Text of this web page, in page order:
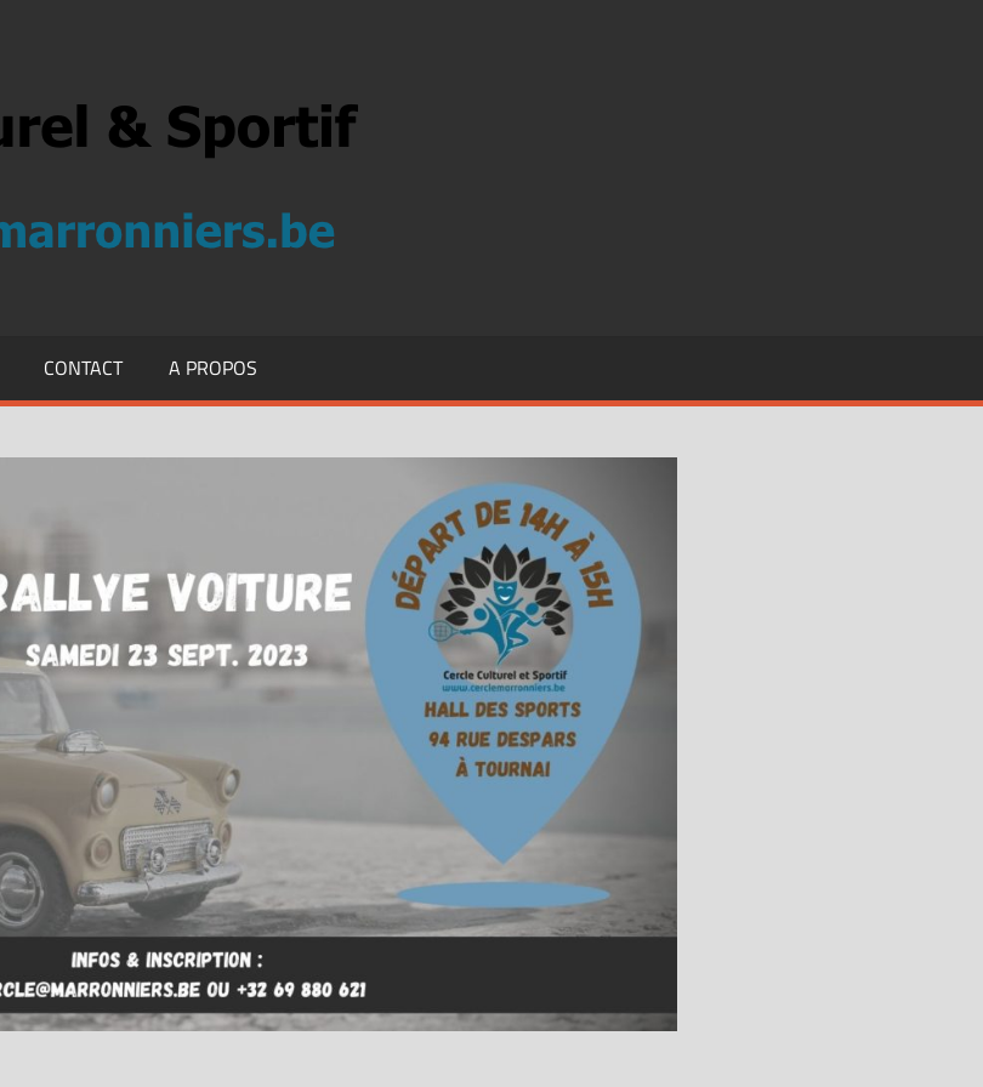
CONTACT A PROPOS